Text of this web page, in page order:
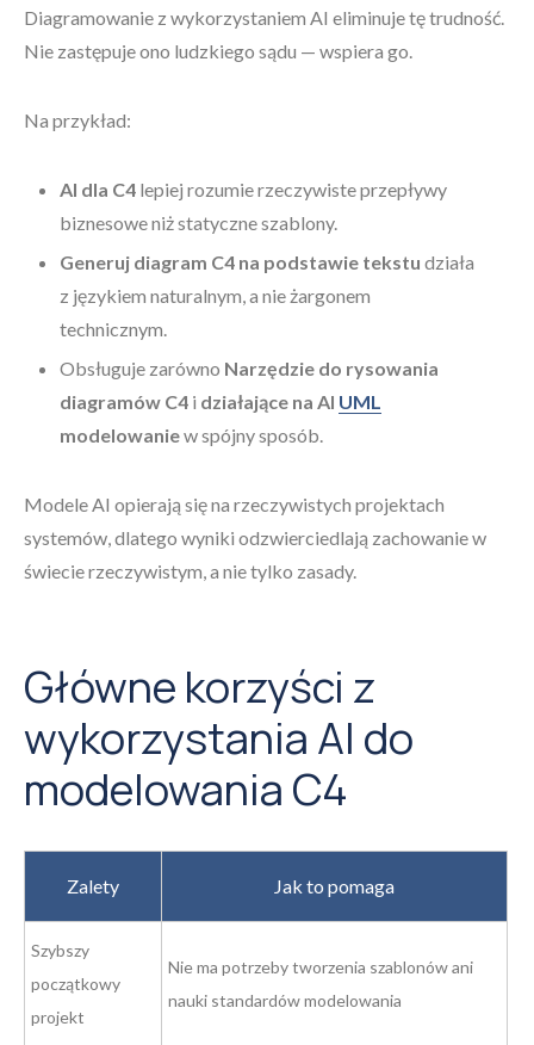
Diagramowanie z wykorzystaniem AI eliminuje tę trudność.
Nie zastępuje ono ludzkiego sądu — wspiera go.
Na przykład:
AI dla C4 lepiej rozumie rzeczywiste przepływy
biznesowe niż statyczne szablony.
Generuj diagram C4 na podstawie tekstu działa
z językiem naturalnym, a nie żargonem
technicznym.
Obsługuje zarówno Narzędzie do rysowania
diagramów C4 i działające na AI UML
modelowaniew spójny sposób.
Modele AI opierają się na rzeczywistych projektach
systemów, dlatego wyniki odzwierciedlają zachowanie w
świecie rzeczywistym, a nie tylko zasady.
Główne korzyści z
wykorzystania AI do
modelowania C4
Zalety Jak to pomaga
Szybszy
początkowy
projekt
Nie ma potrzeby tworzenia szablonów ani
nauki standardów modelowania